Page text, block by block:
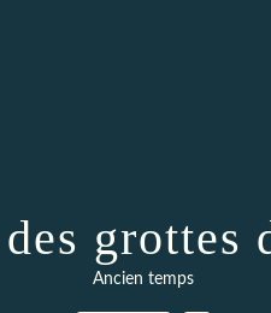
grottes
Ancien temps